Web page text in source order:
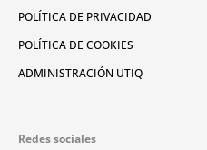
POLÍTICA DE PRIVACIDAD
POLÍTICA DE COOKIES
ADMINISTRACIÓN UTIQ
Redes sociales